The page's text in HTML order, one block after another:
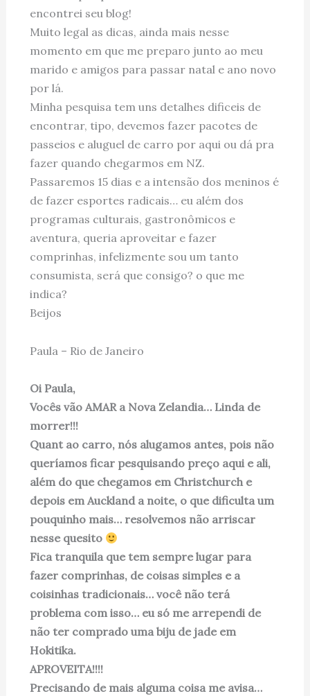
encontrei seu blog!
Muito legal as dicas, ainda mais nesse
momento em que me preparo junto ao meu
marido e amigos para passar natal e ano novo
por lá.
Minha pesquisa tem uns detalhes dificeis de
encontrar, tipo, devemos fazer pacotes de
passeios e aluguel de carro por aqui ou dá pra
fazer quando chegarmos em NZ.
Passaremos 15 dias e a intensão dos meninos é
de fazer esportes radicais… eu além dos
programas culturais, gastronômicos e
aventura, queria aproveitar e fazer
comprinhas, infelizmente sou um tanto
consumista, será que consigo? o que me
indica?
Beijos
Paula – Rio de Janeiro
Oi Paula,
Vocês vão AMAR a Nova Zelandia… Linda de
morrer!!!
Quant ao carro, nós alugamos antes, pois não
queríamos ficar pesquisando preço aqui e ali,
além do que chegamos em Christchurch e
depois em Auckland a noite, o que dificulta um
pouquinho mais… resolvemos não arriscar
nesse quesito
Fica tranquila que tem sempre lugar para
fazer comprinhas, de coisas simples e a
coisinhas tradicionais… você não terá
problema com isso… eu só me arrependi de
não ter comprado uma biju de jade em
Hokitika.
APROVEITA!!!!
Precisando de mais alguma coisa me avisa…